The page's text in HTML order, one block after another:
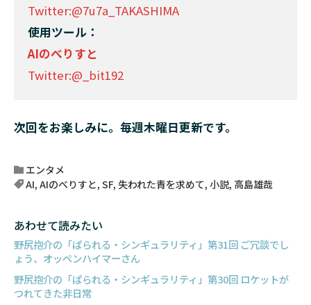
Twitter:@7u7a_TAKASHIMA
使用ツール：
AIのべりすと
Twitter:@_bit192
次回をお楽しみに。毎週木曜日更新です。
エンタメ
AI, AIのべりすと, SF, 失われた青を求めて, 小説, 高島雄哉
あわせて読みたい
野尻抱介の「ぱられる・シンギュラリティ」第31回 ご冗談でし
ょう、オッペンハイマーさん
野尻抱介の「ぱられる・シンギュラリティ」第30回 ロケットが
つれてきた非日常